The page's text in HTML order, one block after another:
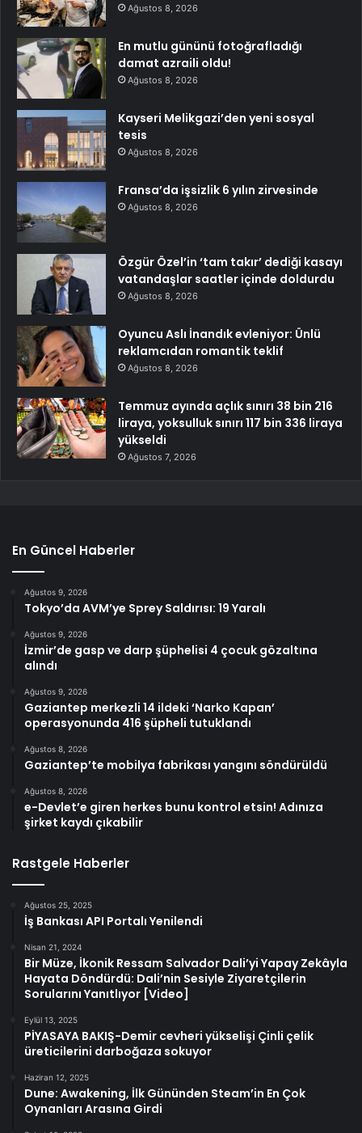
Ağustos 8, 2026
En mutlu gününü fotoğrafladığı
damat azraili oldu!
Ağustos 8, 2026
Kayseri Melikgazi’den yeni sosyal
tesis
Ağustos 8, 2026
Fransa’da işsizlik 6 yılın zirvesinde
Ağustos 8, 2026
Özgür Özel’in ‘tam takır’ dediği kasayı
vatandaşlar saatler içinde doldurdu
Ağustos 8, 2026
Oyuncu Aslı İnandık evleniyor: Ünlü
reklamcıdan romantik teklif
Ağustos 8, 2026
Temmuz ayında açlık sınırı 38 bin 216
liraya, yoksulluk sınırı 117 bin 336 liraya
yükseldi
Ağustos 7, 2026
En Güncel Haberler
Ağustos 9, 2026
Tokyo’da AVM’ye Sprey Saldırısı: 19 Yaralı
Ağustos 9, 2026
İzmir’de gasp ve darp şüphelisi 4 çocuk gözaltına
alındı
Ağustos 9, 2026
Gaziantep merkezli 14 ildeki ‘Narko Kapan’
operasyonunda 416 şüpheli tutuklandı
Ağustos 8, 2026
Gaziantep’te mobilya fabrikası yangını söndürüldü
Ağustos 8, 2026
e-Devlet’e giren herkes bunu kontrol etsin! Adınıza
şirket kaydı çıkabilir
Rastgele Haberler
Ağustos 25, 2025
İş Bankası API Portalı Yenilendi
Nisan 21, 2024
Bir Müze, İkonik Ressam Salvador Dali’yi Yapay Zekâyla
Hayata Döndürdü: Dali’nin Sesiyle Ziyaretçilerin
Sorularını Yanıtlıyor [Video]
Eylül 13, 2025
PİYASAYA BAKIŞ-Demir cevheri yükselişi Çinli çelik
üreticilerini darboğaza sokuyor
Haziran 12, 2025
Dune: Awakening, İlk Gününden Steam’in En Çok
Oynanları Arasına Girdi